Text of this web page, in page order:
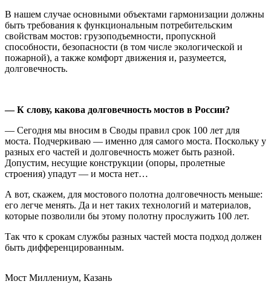
В нашем случае основными объектами гармонизации должны
быть требования к функциональным потребительским
свойствам мостов: грузоподъемности, пропускной
способности, безопасности (в том числе экологической и
пожарной), а также комфорт движения и, разумеется,
долговечность.
— К слову, какова долговечность мостов в России?
— Сегодня мы вносим в Своды правил срок 100 лет для
моста. Подчеркиваю — именно для самого моста. Поскольку у
разных его частей и долговечность может быть разной.
Допустим, несущие конструкции (опоры, пролетные
строения) упадут — и моста нет…
А вот, скажем, для мостового полотна долговечность меньше:
его легче менять. Да и нет таких технологий и материалов,
которые позволили бы этому полотну прослужить 100 лет.
Так что к срокам службы разных частей моста подход должен
быть дифференцированным.
Мост Миллениум, Казань